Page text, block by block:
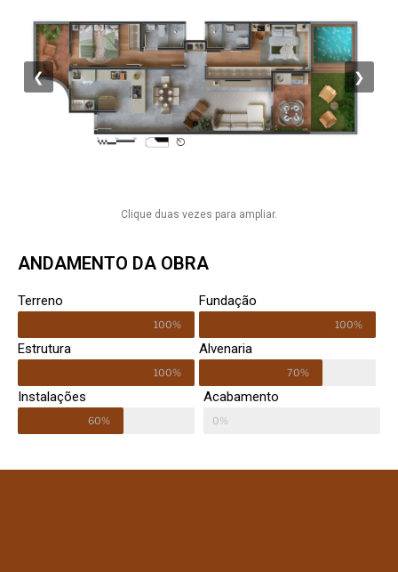
Clique duas vezes para ampliar.
ANDAMENTO DA OBRA
Terreno
100%
Fundação
100%
Estrutura
100%
Alvenaria
70%
Instalações
60%
Acabamento
0%